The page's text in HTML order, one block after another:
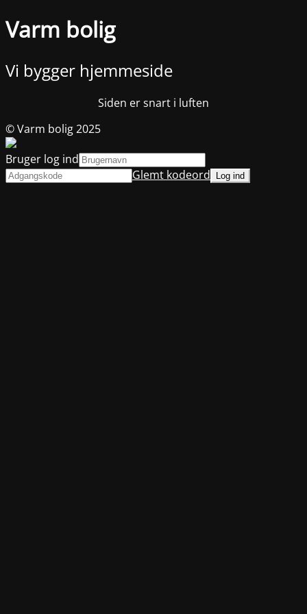
Varm bolig
Vi bygger hjemmeside
Siden er snart i luften
© Varm bolig 2025
Bruger log ind
Glemt kodeord